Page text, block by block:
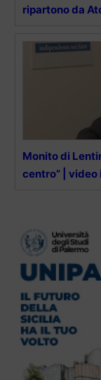
ripartono da
Monito di
centro” |